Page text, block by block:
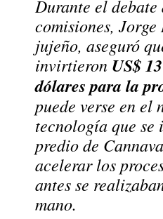
Durante el debate
comisiones,
jujeño, aseguró
invirtieron US$
dólares para la
puede verse en el
tecnología que se
predio de
acelerar los
antes se
mano.